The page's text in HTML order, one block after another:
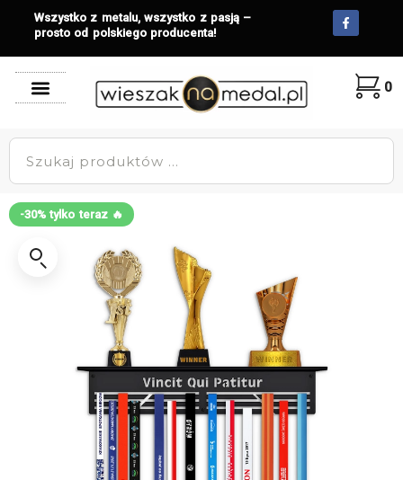
Wszystko z metalu, wszystko z pasją –
prosto od polskiego producenta!
0
-30% tylko teraz 🔥